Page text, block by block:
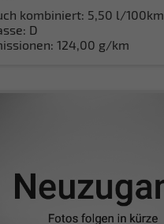
kombiniert: 5,50 l/100km
D
124,00 g/km